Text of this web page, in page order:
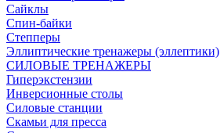
Сайклы
Спин-байки
Степперы
Эллиптические тренажеры (эллептики)
СИЛОВЫЕ ТРЕНАЖЕРЫ
Гиперэкстензии
Инверсионные столы
Силовые станции
Скамьи для пресса